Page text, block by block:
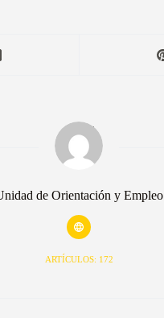
de Orientación y Empleo
ARTÍCULOS: 172